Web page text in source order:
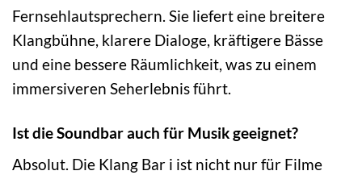
Fernsehlautsprechern. Sie liefert eine breitere
Klangbühne, klarere Dialoge, kräftigere Bässe
und eine bessere Räumlichkeit, was zu einem
immersiveren Seherlebnis führt.
Ist die Soundbar auch für Musik geeignet?
Absolut. Die Klang Bar i ist nicht nur für Filme